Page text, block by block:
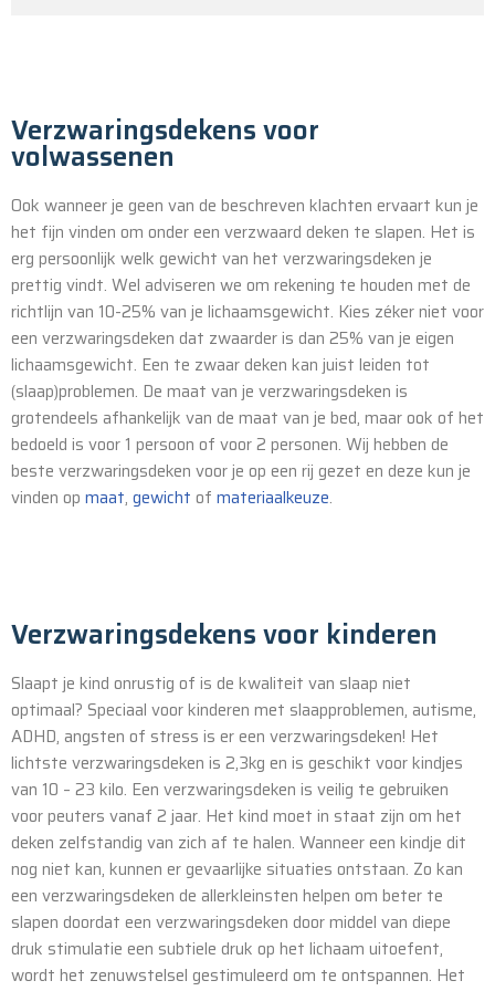
Verzwaringsdekens voor
volwassenen
Ook wanneer je geen van de beschreven klachten ervaart kun je
het fijn vinden om onder een verzwaard deken te slapen. Het is
erg persoonlijk welk gewicht van het verzwaringsdeken je
prettig vindt. Wel adviseren we om rekening te houden met de
richtlijn van 10-25% van je lichaamsgewicht. Kies zéker niet voor
een verzwaringsdeken dat zwaarder is dan 25% van je eigen
lichaamsgewicht. Een te zwaar deken kan juist leiden tot
(slaap)problemen. De maat van je verzwaringsdeken is
grotendeels afhankelijk van de maat van je bed, maar ook of het
bedoeld is voor 1 persoon of voor 2 personen. Wij hebben de
beste verzwaringsdeken voor je op een rij gezet en deze kun je
vinden op maat, gewicht of materiaalkeuze.
Verzwaringsdekens voor kinderen
Slaapt je kind onrustig of is de kwaliteit van slaap niet
optimaal? Speciaal voor kinderen met slaapproblemen, autisme,
ADHD, angsten of stress is er een verzwaringsdeken! Het
lichtste verzwaringsdeken is 2,3kg en is geschikt voor kindjes
van 10 – 23 kilo. Een verzwaringsdeken is veilig te gebruiken
voor peuters vanaf 2 jaar. Het kind moet in staat zijn om het
deken zelfstandig van zich af te halen. Wanneer een kindje dit
nog niet kan, kunnen er gevaarlijke situaties ontstaan. Zo kan
een verzwaringsdeken de allerkleinsten helpen om beter te
slapen doordat een verzwaringsdeken door middel van diepe
druk stimulatie een subtiele druk op het lichaam uitoefent,
wordt het zenuwstelsel gestimuleerd om te ontspannen. Het